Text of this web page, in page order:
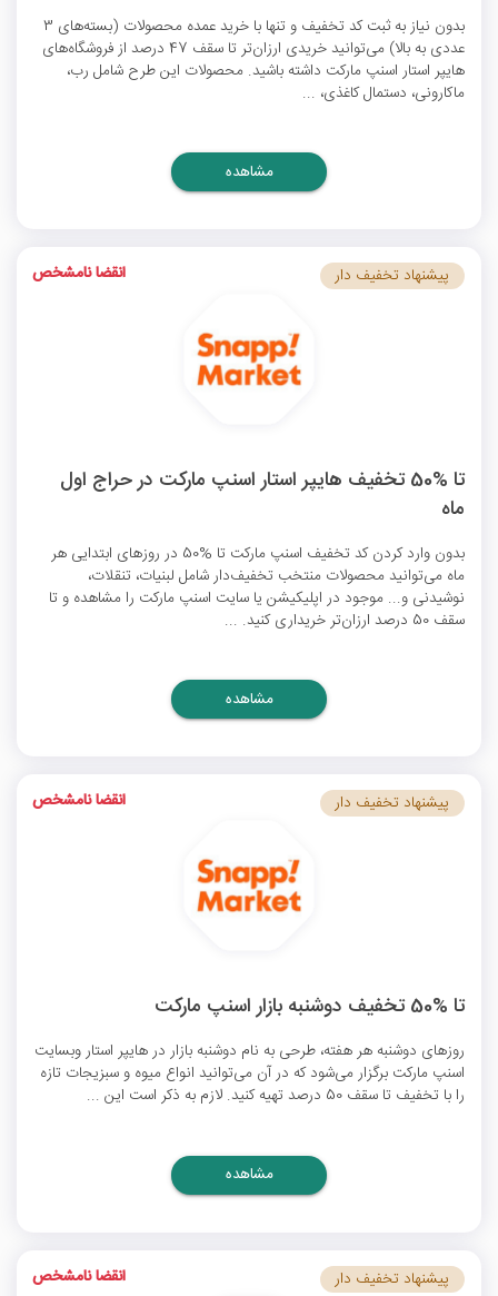
بدون نیاز به ثبتکد تخفیف
و تنها با خرید عمده محصولات (بسته‌های 3
عددی به بالا) می‌توانید خریدی ارزان‌تر تا سقف 47 درصد از فروشگاه‌های
هایپر استار اسنپ مارکت داشته باشید. محصولات این طرح شامل رب،
ماکارونی، دستمال کاغذی، ...
مشاهده
تا %50 تخفیف هایپر استار اسنپ مارکت در حراج اول
ماه
بدون وارد کردنکد تخفیف اسنپ مارکت
تا %50 در روزهای ابتدایی هر
ماه می‌توانید محصولات منتخب تخفیف‌دار شامل لبنیات، تنقلات،
نوشیدنی و... موجود در اپلیکیشن یا سایت اسنپ مارکت را مشاهده و تا
سقف 50 درصد ارزان‌تر خریداری کنید. ...
پیشنهاد تخفیف دار انقضا نامشخص
مشاهده
تا %50 تخفیف دوشنبه بازار اسنپ مارکت
روزهای دوشنبه هر هفته، طرحی به نام دوشنبه بازار در هایپر استار وبسایت
اسنپ مارکت برگزار می‌شود که در آن می‌توانید انواع میوه و سبزیجات تازه
را با تخفیف تا سقف 50 درصد تهیه کنید. لازم به ذکر است این ...
پیشنهاد تخفیف دار انقضا نامشخص
مشاهده
پیشنهاد تخفیف دار انقضا نامشخص